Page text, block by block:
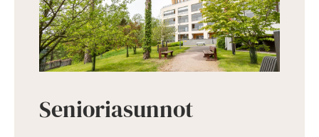
Senioriasunnot